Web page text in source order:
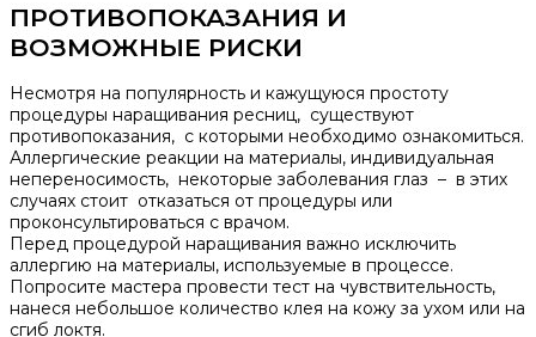
ПРОТИВОПОКАЗАНИЯ И
ВОЗМОЖНЫЕ РИСКИ
Несмотря на популярность и кажущуюся простоту
процедуры наращивания ресниц, существуют
противопоказания, с которыми необходимо ознакомиться.​
Аллергические реакции на материалы, индивидуальная
непереносимость, некоторые заболевания глаз – в этих
случаях стоит отказаться от процедуры или
проконсультироваться с врачом.​
Перед процедурой наращивания важно исключить
аллергию на материалы, используемые в процессе.​
Попросите мастера провести тест на чувствительность,
нанеся небольшое количество клея на кожу за ухом или на
сгиб локтя.